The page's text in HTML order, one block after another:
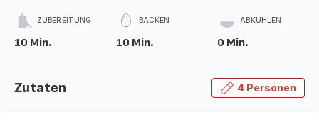
ZUBEREITUNG
10 Min.
BACKEN
10 Min.
ABKÜHLEN
0 Min.
Zutaten 4 Personen